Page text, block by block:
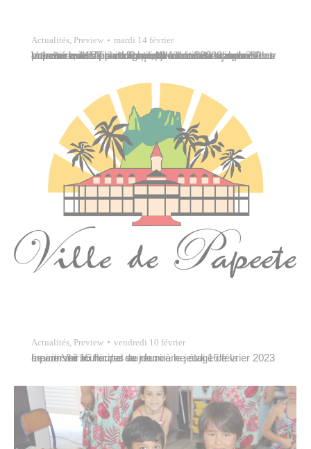
Actualités, Preview mardi 14 février
La remise des prix du grand jeu-concours organisé au marché municipal de Papeete à l’occasion de la Saint-Valentin avec la participation des commerçants et des artisans avait lieu ce mardi 14 février 2023, en présence de Vaihere Tehei, directrice du marché. Pour concourir, il suffisait de remplir un bulletin disponible auprès des 157 commerçants identifiés…
Actualités Preview vendredi 10 février
Le conseil municipal se réunira le jeudi 16 février 2023 à partir de 16 heures au deuxième étage de la mairie.Voir ici l’ordre du jour.